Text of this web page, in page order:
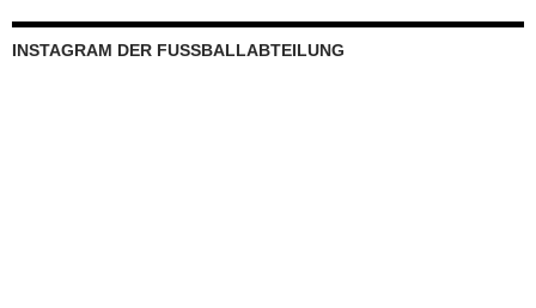
INSTAGRAM DER FUSSBALLABTEILUNG